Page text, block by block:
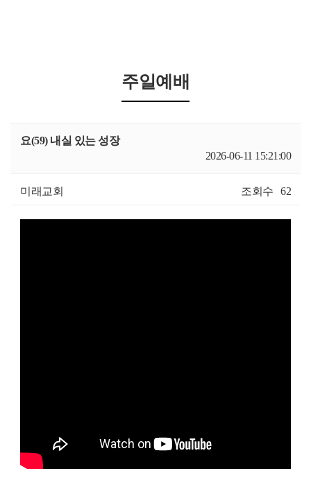
주일예배
요(59) 내실 있는 성장
2026-06-11 15:21:00
미래교회 조회수 62